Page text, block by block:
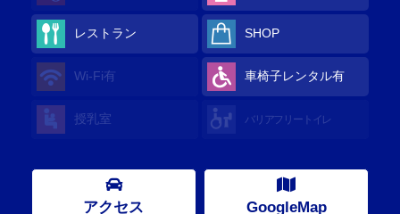
レストラン SHOP
Wi-Fi有 車椅子レンタル有
授乳室 バリアフリートイレ
アクセス GoogleMap